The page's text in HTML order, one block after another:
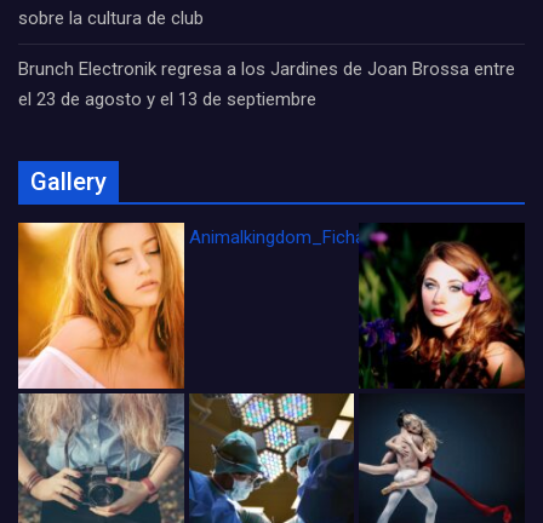
sobre la cultura de club
Brunch Electronik regresa a los Jardines de Joan Brossa entre
el 23 de agosto y el 13 de septiembre
Gallery
Animalkingdom_FichaCine